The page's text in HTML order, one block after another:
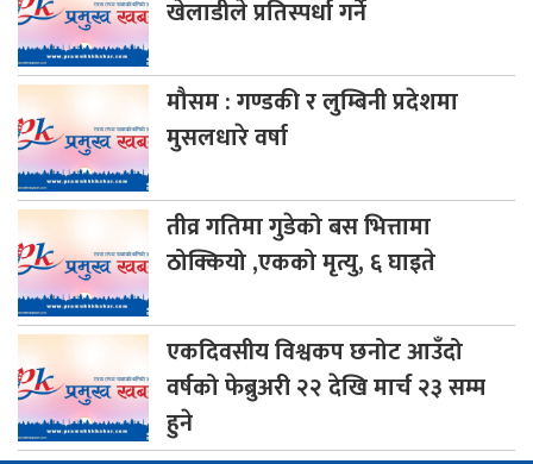
खेलाडीले प्रतिस्पर्धा गर्ने
मौसम: गण्डकी र लुम्बिनी प्रदेशमा
मुसलधारे वर्षा
तीव्रगतिमा गुडेको बस भित्तामा
ठोक्कियो ,एकको मृत्यु, ६ घाइते
एकदिवसीयविश्वकप छनोट आउँदो
वर्षको फेब्रुअरी २२ देखि मार्च २३ सम्म
हुने